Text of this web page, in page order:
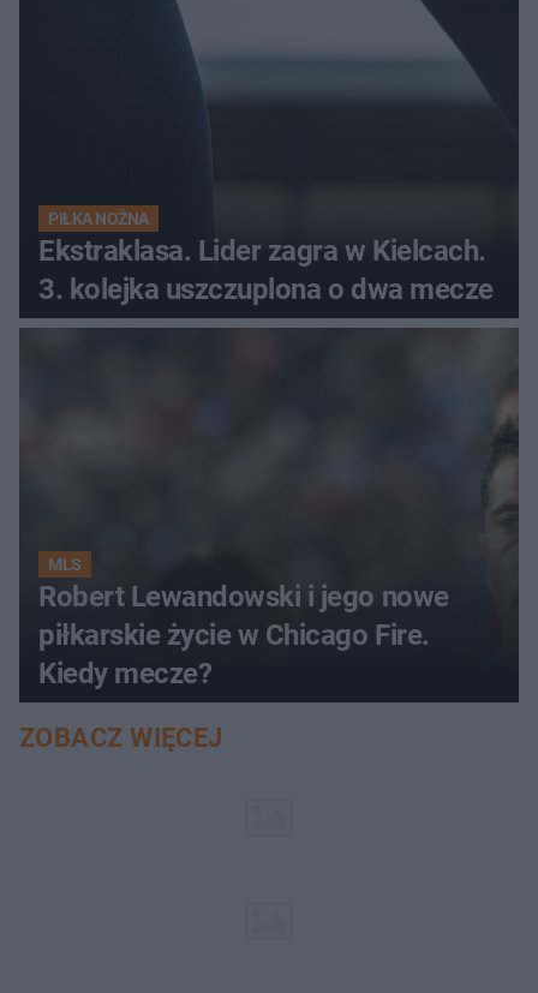
PIŁKA NOŻNA
Ekstraklasa. Lider zagra w Kielcach.
3. kolejka uszczuplona o dwa mecze
MLS
Robert Lewandowski i jego nowe
piłkarskie życie w Chicago Fire.
Kiedy mecze?
ZOBACZ WIĘCEJ